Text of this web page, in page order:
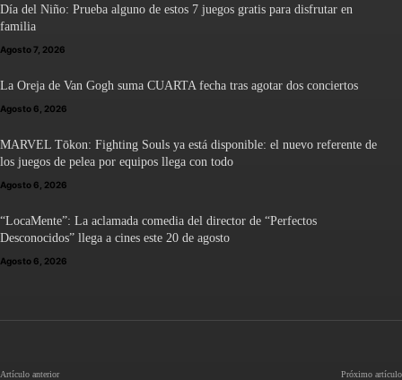
Día del Niño: Prueba alguno de estos 7 juegos gratis para disfrutar en
familia
Agosto 7, 2026
La Oreja de Van Gogh suma CUARTA fecha tras agotar dos conciertos
Agosto 6, 2026
MARVEL Tōkon: Fighting Souls ya está disponible: el nuevo referente de
los juegos de pelea por equipos llega con todo
Agosto 6, 2026
“LocaMente”: La aclamada comedia del director de “Perfectos
Desconocidos” llega a cines este 20 de agosto
Agosto 6, 2026
Artículo anterior Próximo artículo